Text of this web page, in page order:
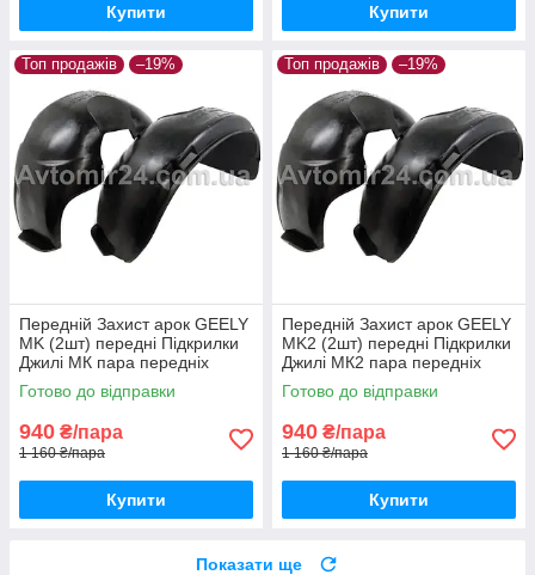
Купити Купити
Топ продажів –19%
Передній Захист арок GEELY
MK (2шт) передні Підкрилки
Джилі МК пара передніх
Готово до відправки
940 ₴/пара
1 160 ₴/пара
Купити
Топ продажів –19%
Передній Захист арок GEELY
MK2 (2шт) передні Підкрилки
Джилі МК2 пара передніх
Готово до відправки
940 ₴/пара
1 160 ₴/пара
Купити
Показати ще